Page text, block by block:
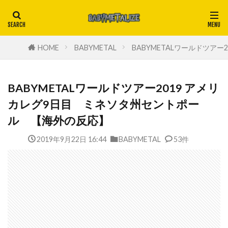
HOME BABYMETAL BABYMETALワールドツア
BABYMETALワールドツアー2019 アメリ
カレグ9日目 ミネソタ州セントポー
ル 【海外の反応】
2019年9月22日 16:44 BABYMETAL 53件